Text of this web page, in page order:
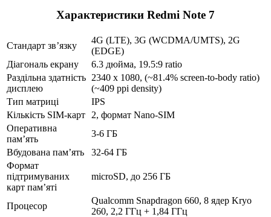
Характеристики Redmi Note 7
Стандарт зв’язку
4G (LTE), 3G (WCDMA/UMTS), 2G
(EDGE)
Діагональ екрану
6.3 дюйма, 19.5:9 ratio
Раздільна здатність
дисплею
2340 x 1080, (~81.4% screen-to-body ratio)
(~409 ppi density)
Тип матриці
IPS
Кількість SIM-карт
2, формат Nano-SIM
Оперативна
пам’ять
3-6 ГБ
Вбудована пам’ять
32-64 ГБ
Формат
підтримуваних
карт пам’яті
microSD, до 256 ГБ
Процесор
Qualcomm Snapdragon 660, 8 ядер Kryo
260, 2,2 ГГц + 1,84 ГГц